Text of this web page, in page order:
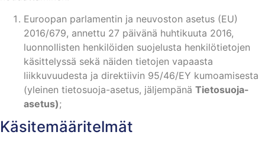
Euroopan parlamentin ja neuvoston asetus (EU)
2016/679, annettu 27 päivänä huhtikuuta 2016,
luonnollisten henkilöiden suojelusta henkilötietojen
käsittelyssä sekä näiden tietojen vapaasta
liikkuvuudesta ja direktiivin 95/46/EY kumoamisesta
(yleinen tietosuoja-asetus, jäljempänä Tietosuoja-
asetus);
Käsitemääritelmät